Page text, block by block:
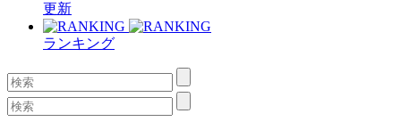
更新
ランキング